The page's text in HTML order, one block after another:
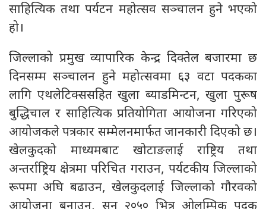
साहित्यिक तथा पर्यटन महोत्सव सञ्चालन हुने भएको
हो।
जिल्लाको प्रमुख व्यापारिक केन्द्र दिक्तेल बजारमा छ
दिनसम्म सञ्चालन हुने महोत्सवमा ६३ वटा पदकका
लागि एथलेटिक्ससहित खुला ब्याडमिन्टन, खुला पुरूष
बुद्धिचाल र साहित्यिक प्रतियोगिता आयोजना गरिएको
आयोजकले पत्रकार सम्मेलनमार्फत जानकारी दिएको छ।
खेलकुदको माध्यमबाट खोटाङलाई राष्ट्रिय तथा
अन्तर्राष्ट्रिय क्षेत्रमा परिचित गराउन, पर्यटकीय जिल्लाको
रूपमा अघि बढाउन, खेलकुदलाई जिल्लाको गौरवको